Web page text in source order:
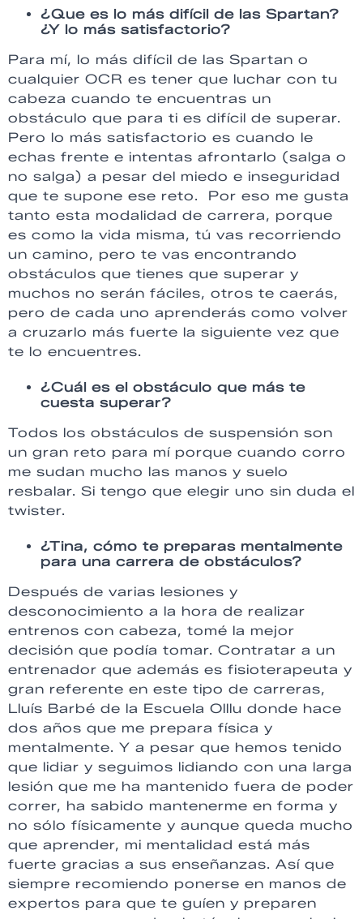
¿Que es lo más difícil de las Spartan?
¿Y lo más satisfactorio?
Para mí, lo más difícil de las Spartan o
cualquier OCR es tener que luchar con tu
cabeza cuando te encuentras un
obstáculo que para ti es difícil de superar.
Pero lo más satisfactorio es cuando le
echas frente e intentas afrontarlo (salga o
no salga) a pesar del miedo e inseguridad
que te supone ese reto. Por eso me gusta
tanto esta modalidad de carrera, porque
es como la vida misma, tú vas recorriendo
un camino, pero te vas encontrando
obstáculos que tienes que superar y
muchos no serán fáciles, otros te caerás,
pero de cada uno aprenderás como volver
a cruzarlo más fuerte la siguiente vez que
te lo encuentres.
¿Cuál es el obstáculo que más te
cuesta superar?
Todos los obstáculos de suspensión son
un gran reto para mí porque cuando corro
me sudan mucho las manos y suelo
resbalar. Si tengo que elegir uno sin duda el
twister.
¿Tina, cómo te preparas mentalmente
para una carrera de obstáculos?
Después de varias lesiones y
desconocimiento a la hora de realizar
entrenos con cabeza, tomé la mejor
decisión que podía tomar. Contratar a un
entrenador que además es fisioterapeuta y
gran referente en este tipo de carreras,
Lluís Barbé de la Escuela Olllu donde hace
dos años que me prepara física y
mentalmente. Y a pesar que hemos tenido
que lidiar y seguimos lidiando con una larga
lesión que me ha mantenido fuera de poder
correr, ha sabido mantenerme en forma y
no sólo físicamente y aunque queda mucho
que aprender, mi mentalidad está más
fuerte gracias a sus enseñanzas. Así que
siempre recomiendo ponerse en manos de
expertos para que te guíen y preparen